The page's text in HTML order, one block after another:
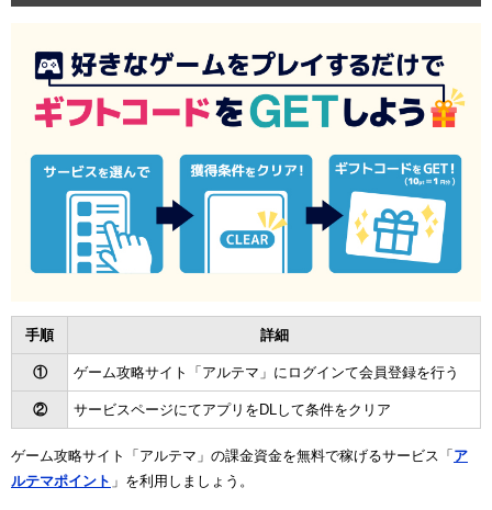
手順 詳細
① ゲーム攻略サイト「アルテマ」にログインて会員登録を行う
② サービスページにてアプリをDLして条件をクリア
ゲーム攻略サイト「アルテマ」の課金資金を無料で稼げるサービス「 ア
ルテマポイント 」を利用しましょう。